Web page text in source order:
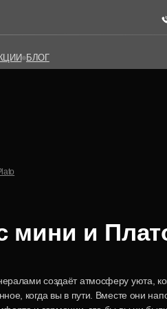
БЛОГ
БЛОГ
мини и
создаёт атмосферу уюта,
когда вы в пути. Вместе они